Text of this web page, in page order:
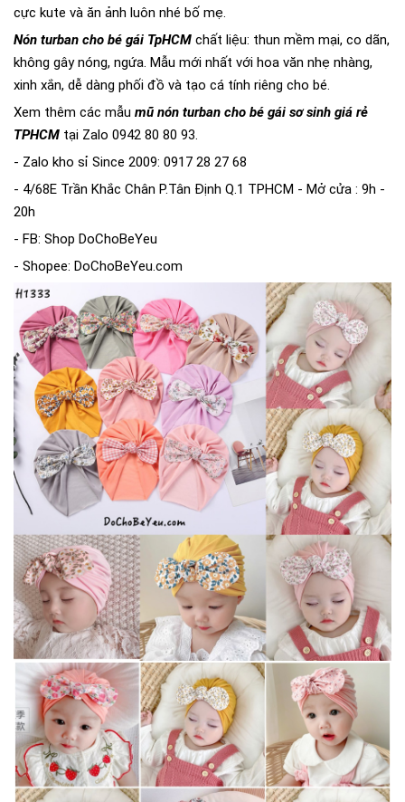
cực kute và ăn ảnh luôn nhé bố mẹ.
Nón turban cho bé gái TpHCM chất liệu: thun mềm mại, co dãn,
không gây nóng, ngứa. Mẫu mới nhất với hoa văn nhẹ nhàng,
xinh xắn, dễ dàng phối đồ và tạo cá tính riêng cho bé.
Xem thêm các mẫu mũ nón turban cho bé gái sơ sinh giá rẻ
TPHCM tại Zalo 0942 80 80 93.
- Zalo kho sỉ Since 2009: 0917 28 27 68
- 4/68E Trần Khắc Chân P.Tân Định Q.1 TPHCM - Mở cửa : 9h -
20h
- FB: Shop DoChoBeYeu
- Shopee: DoChoBeYeu.com